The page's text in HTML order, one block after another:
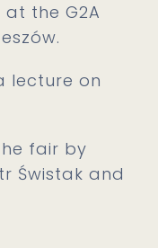
the G2A
lecture on
fair by
Świstak and